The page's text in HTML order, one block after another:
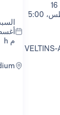
أغسطس، 9:30
RCDE Stadium